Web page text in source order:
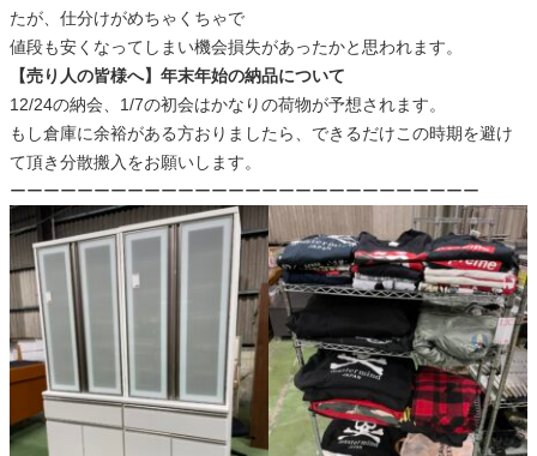
たが、仕分けがめちゃくちゃで
値段も安くなってしまい機会損失があったかと思われます。
【売り人の皆様へ】年末年始の納品について
12/24の納会、1/7の初会はかなりの荷物が予想されます。
もし倉庫に余裕がある方おりましたら、できるだけこの時期を避け
て頂き分散搬入をお願いします。
ーーーーーーーーーーーーーーーーーーーーーーーーーーーー